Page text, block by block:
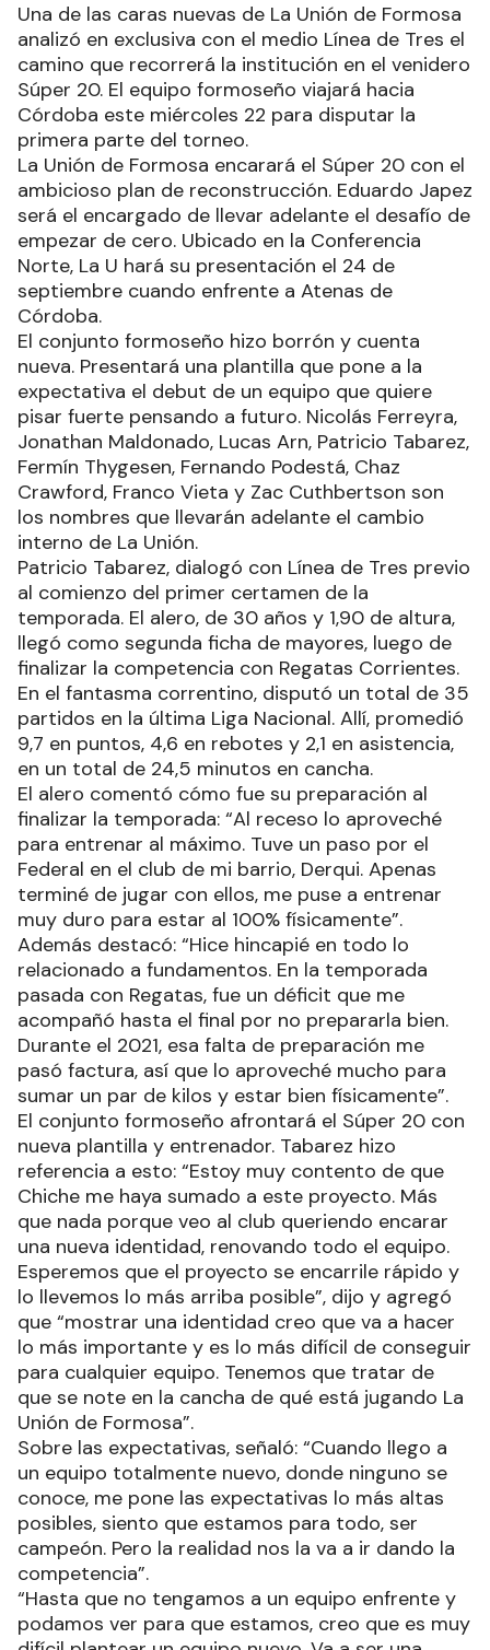
Una de las caras nuevas de La Unión de Formosa
analizó en exclusiva con el medio Línea de Tres el
camino que recorrerá la institución en el venidero
Súper 20. El equipo formoseño viajará hacia
Córdoba este miércoles 22 para disputar la
primera parte del torneo.
La Unión de Formosa encarará el Súper 20 con el
ambicioso plan de reconstrucción. Eduardo Japez
será el encargado de llevar adelante el desafío de
empezar de cero. Ubicado en la Conferencia
Norte, La U hará su presentación el 24 de
septiembre cuando enfrente a Atenas de
Córdoba.
El conjunto formoseño hizo borrón y cuenta
nueva. Presentará una plantilla que pone a la
expectativa el debut de un equipo que quiere
pisar fuerte pensando a futuro. Nicolás Ferreyra,
Jonathan Maldonado, Lucas Arn, Patricio Tabarez,
Fermín Thygesen, Fernando Podestá, Chaz
Crawford, Franco Vieta y Zac Cuthbertson son
los nombres que llevarán adelante el cambio
interno de La Unión.
Patricio Tabarez, dialogó con Línea de Tres previo
al comienzo del primer certamen de la
temporada. El alero, de 30 años y 1,90 de altura,
llegó como segunda ficha de mayores, luego de
finalizar la competencia con Regatas Corrientes.
En el fantasma correntino, disputó un total de 35
partidos en la última Liga Nacional. Allí, promedió
9,7 en puntos, 4,6 en rebotes y 2,1 en asistencia,
en un total de 24,5 minutos en cancha.
El alero comentó cómo fue su preparación al
finalizar la temporada: “Al receso lo aproveché
para entrenar al máximo. Tuve un paso por el
Federal en el club de mi barrio, Derqui. Apenas
terminé de jugar con ellos, me puse a entrenar
muy duro para estar al 100% físicamente”.
Además destacó: “Hice hincapié en todo lo
relacionado a fundamentos. En la temporada
pasada con Regatas, fue un déficit que me
acompañó hasta el final por no prepararla bien.
Durante el 2021, esa falta de preparación me
pasó factura, así que lo aproveché mucho para
sumar un par de kilos y estar bien físicamente”.
El conjunto formoseño afrontará el Súper 20 con
nueva plantilla y entrenador. Tabarez hizo
referencia a esto: “Estoy muy contento de que
Chiche me haya sumado a este proyecto. Más
que nada porque veo al club queriendo encarar
una nueva identidad, renovando todo el equipo.
Esperemos que el proyecto se encarrile rápido y
lo llevemos lo más arriba posible”, dijo y agregó
que “mostrar una identidad creo que va a hacer
lo más importante y es lo más difícil de conseguir
para cualquier equipo. Tenemos que tratar de
que se note en la cancha de qué está jugando La
Unión de Formosa”.
Sobre las expectativas, señaló: “Cuando llego a
un equipo totalmente nuevo, donde ninguno se
conoce, me pone las expectativas lo más altas
posibles, siento que estamos para todo, ser
campeón. Pero la realidad nos la va a ir dando la
competencia”.
“Hasta que no tengamos a un equipo enfrente y
podamos ver para que estamos, creo que es muy